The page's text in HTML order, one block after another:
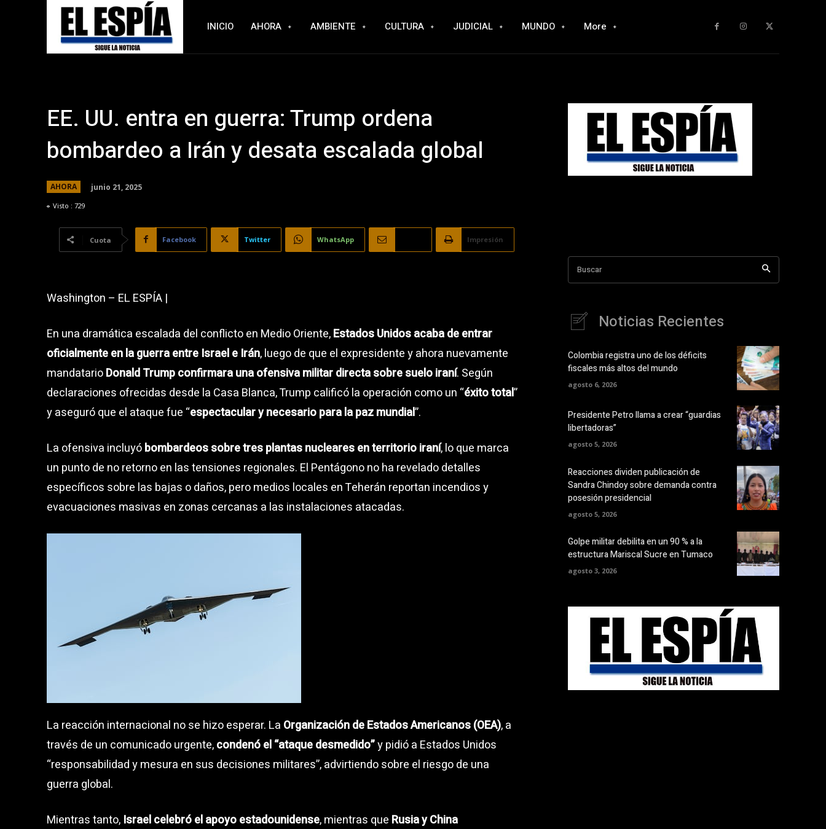
INICIO AHORA AMBIENTE CULTURA JUDICIAL MUNDO More
EE. UU. entra en guerra: Trump ordena
bombardeo a Irán y desata escalada global
AHORA junio 21, 2025
Visto : 729
Cuota Facebook Twitter WhatsApp Impresión
Washington – EL ESPÍA |
En una dramática escalada del conflicto en Medio Oriente,Estados Unidos acaba de entrar
oficialmente en la guerra entre Israel e Irán, luego de que el expresidente y ahora nuevamente
mandatarioDonald Trump confirmara una ofensiva militar directa sobre suelo iraní. Según
declaraciones ofrecidas desde la Casa Blanca, Trump calificó la operación como un “éxito total”
y aseguró que el ataque fue “espectacular y necesario para la paz mundial”.
La ofensiva incluyóbombardeos sobre tres plantas nucleares en territorio iraní, lo que marca
un punto de no retorno en las tensiones regionales. El Pentágono no ha revelado detalles
específicos sobre las bajas o daños, pero medios locales en Teherán reportan incendios y
evacuaciones masivas en zonas cercanas a las instalaciones atacadas.
La reacción internacional no se hizo esperar. La Organización de Estados Americanos (OEA), a
través de un comunicado urgente,condenó el “ataque desmedido”y pidió a Estados Unidos
“responsabilidad y mesura en sus decisiones militares”, advirtiendo sobre el riesgo de una
guerra global.
Mientras tanto, Israel celebró el apoyo estadounidense, mientras que Rusia y China
Buscar
Noticias Recientes
Colombia registra uno de los déficits
fiscales más altos del mundo
agosto 6, 2026
Presidente Petro llama a crear “guardias
libertadoras”
agosto 5, 2026
Reacciones dividen publicación de
Sandra Chindoy sobre demanda contra
posesión presidencial
agosto 5, 2026
Golpe militar debilita en un 90 % a la
estructura Mariscal Sucre en Tumaco
agosto 3, 2026